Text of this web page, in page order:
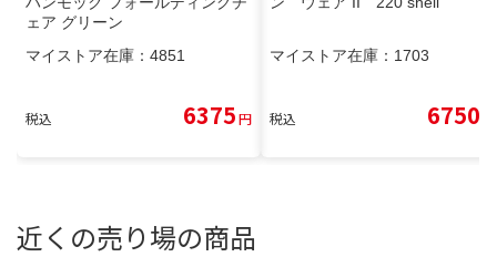
ェア グリーン
マイストア在庫： 4851
税込 6375円
マイストア在庫： 1703
税込 6750
近くの売り場の商品